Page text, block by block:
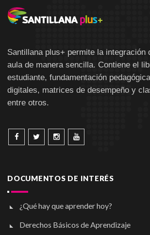
Santillana plus+ permite la integración
aula de manera sencilla. Contiene el
estudiante, fundamentación
digitales, matrices de desempeño y
entre otros.
DOCUMENTOS DE INTERÉS
¿Qué hay que aprender hoy?
Derechos Básicos de Aprendizaje